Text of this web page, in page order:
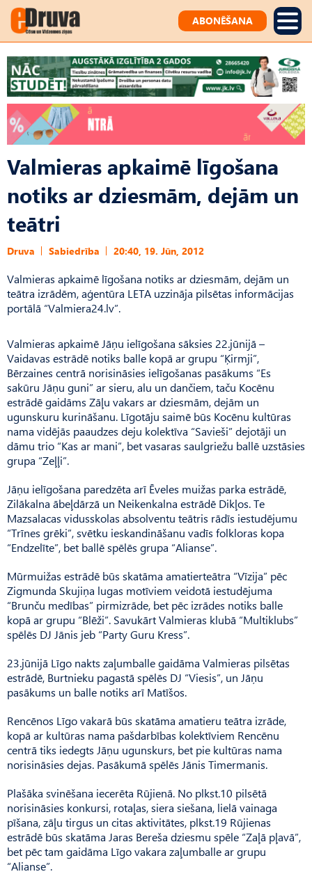
ABONĒŠANA
Valmieras apkaimē līgošana
notiks ar dziesmām, dejām un
teātri
Druva Sabiedrība 20:40, 19. Jūn, 2012
Valmieras apkaimē līgošana notiks ar dziesmām, dejām un
teātra izrādēm, aģentūra LETA uzzināja pilsētas informācijas
portālā “Valmiera24.lv”.
Valmieras apkaimē Jāņu ielīgošana sāksies 22.jūnijā –
Vaidavas estrādē notiks balle kopā ar grupu “Ķirmji”,
Bērzaines centrā norisināsies ielīgošanas pasākums “Es
sakūru Jāņu guni” ar sieru, alu un dančiem, taču Kocēnu
estrādē gaidāms Zāļu vakars ar dziesmām, dejām un
ugunskuru kurināšanu. Līgotāju saimē būs Kocēnu kultūras
nama vidējās paaudzes deju kolektīva “Savieši” dejotāji un
dāmu trio “Kas ar mani”, bet vasaras saulgriežu ballē uzstāsies
grupa “Zeļļi”.
Jāņu ielīgošana paredzēta arī Ēveles muižas parka estrādē,
Zilākalna ābeļdārzā un Neikenkalna estrādē Dikļos. Te
Mazsalacas vidusskolas absolventu teātris rādīs iestudējumu
“Trīnes grēki”, svētku ieskandināšanu vadīs folkloras kopa
“Endzelīte”, bet ballē spēlēs grupa “Alianse”.
Mūrmuižas estrādē būs skatāma amatierteātra “Vīzija” pēc
Zigmunda Skujiņa lugas motīviem veidotā iestudējuma
“Brunču medības” pirmizrāde, bet pēc izrādes notiks balle
kopā ar grupu “Blēži”. Savukārt Valmieras klubā “Multiklubs”
spēlēs DJ Jānis jeb “Party Guru Kress”.
23.jūnijā Līgo nakts zaļumballe gaidāma Valmieras pilsētas
estrādē, Burtnieku pagastā spēlēs DJ “Viesis”, un Jāņu
pasākums un balle notiks arī Matīšos.
Rencēnos Līgo vakarā būs skatāma amatieru teātra izrāde,
kopā ar kultūras nama pašdarbības kolektīviem Rencēnu
centrā tiks iedegts Jāņu ugunskurs, bet pie kultūras nama
norisināsies dejas. Pasākumā spēlēs Jānis Timermanis.
Plašāka svinēšana iecerēta Rūjienā. No plkst.10 pilsētā
norisināsies konkursi, rotaļas, siera siešana, lielā vainaga
pīšana, zāļu tirgus un citas aktivitātes, plkst.19 Rūjienas
estrādē būs skatāma Jaras Bereša dziesmu spēle “Zaļā pļavā”,
bet pēc tam gaidāma Līgo vakara zaļumballe ar grupu
“Alianse”.